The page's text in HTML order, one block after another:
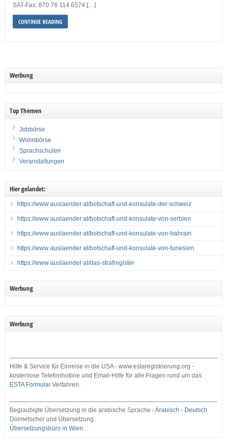
SAT-Fax: 870 76 114 6574 […]
CONTINUE READING
Werbung
Top Themen
Jobbörse
Wohnbörse
Sprachschulen
Veranstaltungen
Hier gelandet:
https://www auslaender at/botschaft-und-konsulate-der-schweiz
https://www auslaender at/botschaft-und-konsulate-von-serbien
https://www auslaender at/botschaft-und-konsulate-von-bahrain
https://www auslaender at/botschaft-und-konsulate-von-tunesien
https://www auslaender at/das-strafregister
Werbung
Werbung
Hilfe & Service für Einreise in die USA - www.estaregistrierung.org -
kostenlose Telefonhotline und Email-Hilfe für alle Fragen rund um das
ESTA FormularVerfahren.
Beglaubigte Übersetzung in die arabische Sprache -Arabisch - Deutsch
Dolmetscher und Übersetzung.
Übersetzungsbüro in Wien.